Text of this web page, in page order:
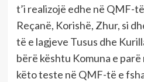
t’i realizojë edhe në QMF-
Reçanë, Korishë, Zhur, si
të e lagjeve Tusus dhe
bërë kështu Komuna e
këto teste në QMF-të e